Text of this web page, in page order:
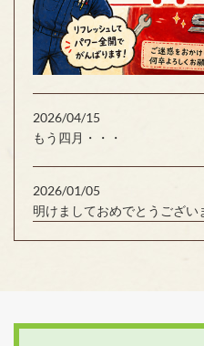
2026/04/15
もう四月・・・
2026/01/05
明けましておめでとうござい